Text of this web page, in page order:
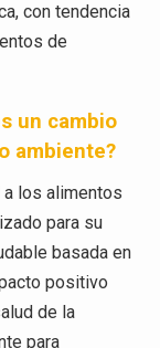
con tendencia
de
un cambio
ambiente?
a los alimentos
para su
basada en
positivo
de la
para